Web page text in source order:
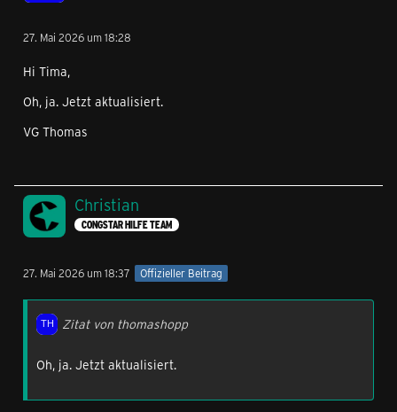
27. Mai 2026 um 18:28
Hi Tima,
Oh, ja. Jetzt aktualisiert.
VG Thomas
Christian
CONGSTAR HILFE TEAM
27. Mai 2026 um 18:37 Offizieller Beitrag
Zitat von thomashopp
Oh, ja. Jetzt aktualisiert.